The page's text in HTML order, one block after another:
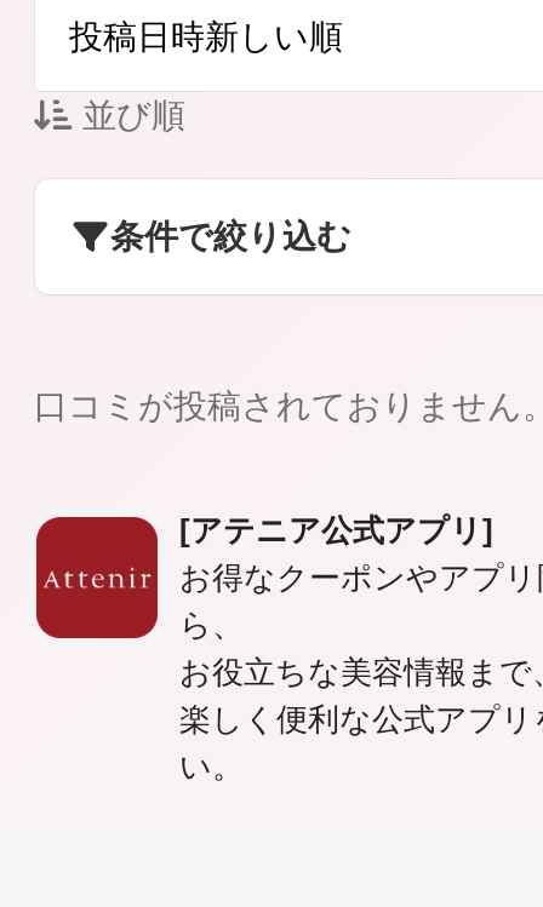
健康食品／サプ
並び順
条件で絞り込む
口コミが投稿されておりません
[アテニア公式アプリ]
お得なクーポンやアプ
ら、
お役立ちな美容情報まで
楽しく便利な公式アプ
い。